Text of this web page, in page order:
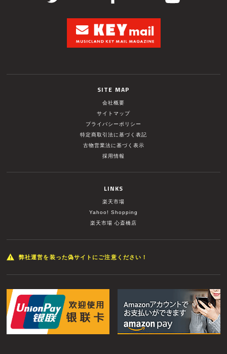
SITE MAP
会社概要
サイトマップ
プライバシーポリシー
特定商取引法に基づく表記
古物営業法に基づく表示
採用情報
LINKS
楽天市場
Yahoo! Shopping
楽天市場 心斎橋店
弊社運営を装った偽サイトにご注意ください！